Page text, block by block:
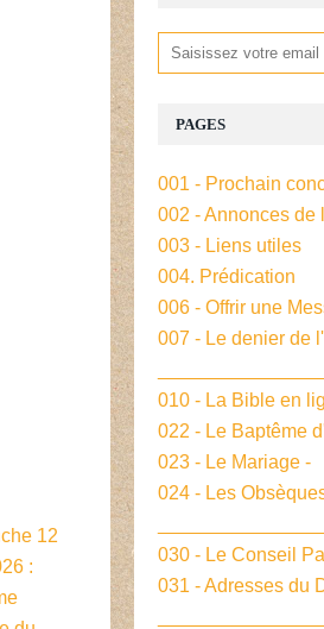
PAGES
001 - Prochain
002 - Annonces de
003 - Liens utiles
004. Prédication
006 - Offrir une
007 - Le denier de
010 - La Bible en
022 - Le Baptême
023 - Le Mariage -
024 - Les
030 - Le Conseil
031 - Adresses du